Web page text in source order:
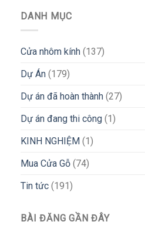
DANH MỤC
Cửa nhôm kính (137)
Dự Án (179)
Dự án đã hoàn thành (27)
Dự án đang thi công (1)
KINH NGHIỆM (1)
Mua Cửa Gỗ (74)
Tin tức (191)
BÀI ĐĂNG GẦN ĐÂY